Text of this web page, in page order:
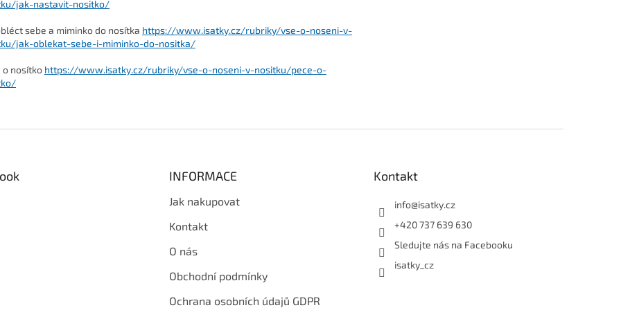
jak-nastavit-nositko/
sebe a miminko do nosítka https://www.isatky.cz/rubriky/vse-o-noseni-v-
jak-oblekat-sebe-i-miminko-do-nositka/
o nosítko https://www.isatky.cz/rubriky/vse-o-noseni-v-nositku/pece-o-
INFORMACE
Jak nakupovat
Kontakt
O nás
Obchodní podmínky
Ochrana osobních údajů GDPR
Kontakt
info@isatky.cz
+420 737 639 630
Sledujte nás na Facebooku
isatky_cz